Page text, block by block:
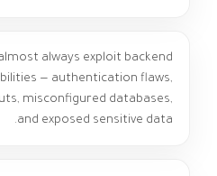
always exploit backend
— authentication flaws,
misconfigured databases,
and exposed sensitive data.